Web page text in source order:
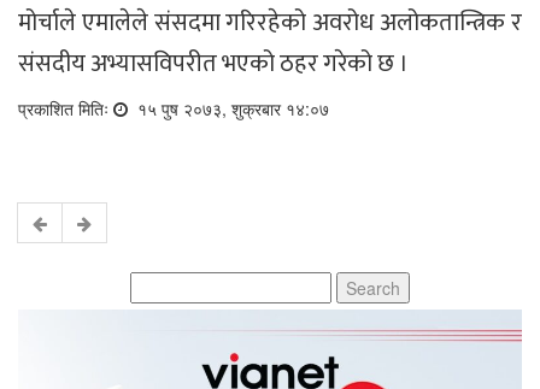
मोर्चाले एमालेले संसदमा गरिरहेको अवरोध अलोकतान्त्रिक र
संसदीय अभ्यासविपरीत भएको ठहर गरेको छ ।
प्रकाशित मितिः १५ पुष २०७३, शुक्रबार १४:०७
for: